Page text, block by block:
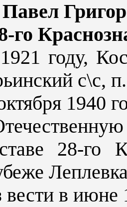
го
году,
с\с,
1940
28-го
в июне